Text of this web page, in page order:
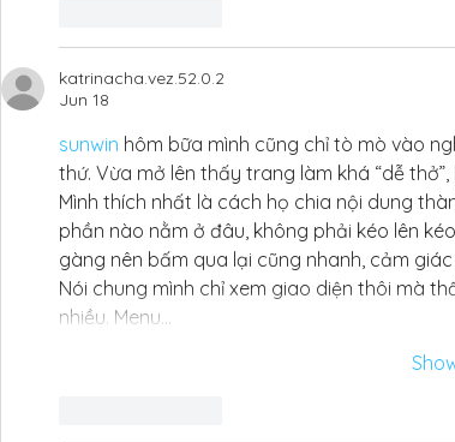
katrinacha.vez.52.0.2
Jun 18
sunwin hôm bữa mình cũng chỉ tò mò vào
thứ. Vừa mở lên thấy trang làm khá “dễ
Mình thích nhất là cách họ chia nội dung
phần nào nằm ở đâu, không phải kéo lên
gàng nên bấm qua lại cũng nhanh, cảm
Nói chung mình chỉ xem giao diện thôi mà
nhiều. Menu…